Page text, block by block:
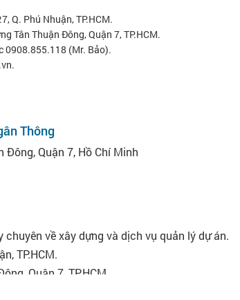
Q. Phú Nhuận, TP.HCM.
Tân Thuận Đông, Quận 7, TP.HCM.
0908.855.118 (Mr. Bảo).
Thông
Đông, Quận 7, Hồ Chí Minh
chuyên về xây dựng và dịch vụ quản lý dự án.
TP.HCM.
Quận 7, TP.HCM.